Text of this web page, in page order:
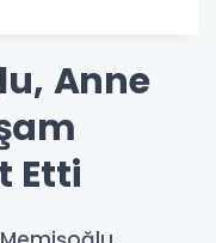
Anne
Etti